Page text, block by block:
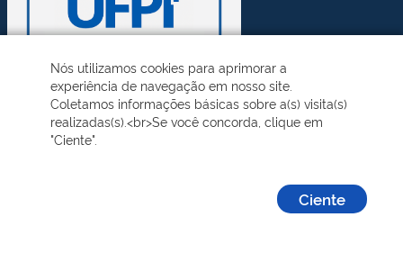
Nós utilizamos cookies para aprimorar a
experiência de navegação em nosso site.
Coletamos informações básicas sobre a(s) visita(s)
realizadas(s).<br>Se você concorda, clique em
"Ciente".
Ciente